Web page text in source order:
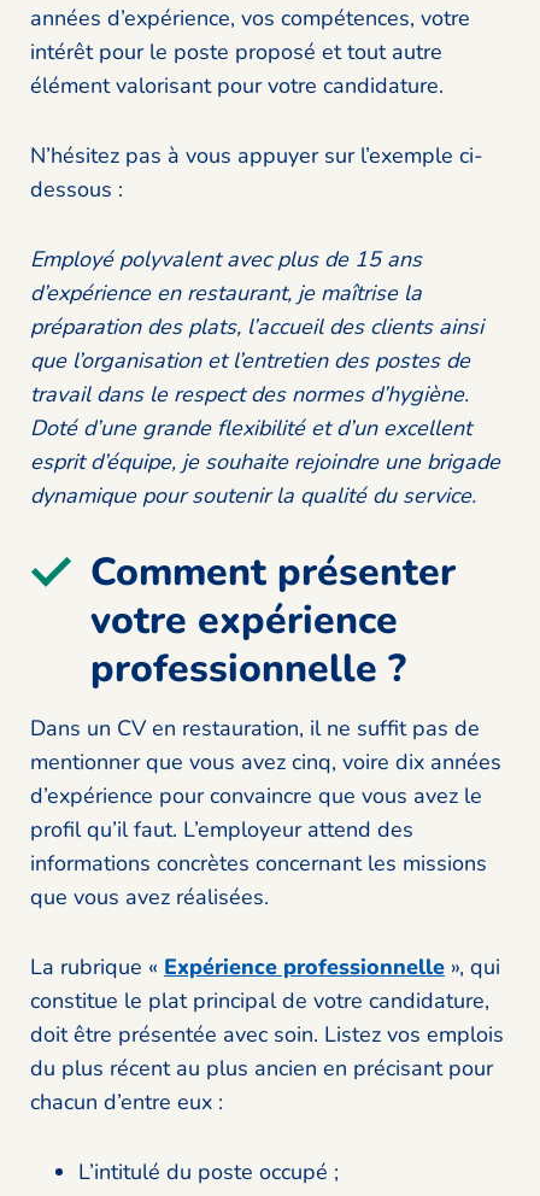
années d’expérience, vos compétences, votre
intérêt pour le poste proposé et tout autre
élément valorisant pour votre candidature.
N’hésitez pas à vous appuyer sur l’exemple ci-
dessous :
Employé polyvalent avec plus de 15 ans
d’expérience en restaurant, je maîtrise la
préparation des plats, l’accueil des clients ainsi
que l’organisation et l’entretien des postes de
travail dans le respect des normes d’hygiène.
Doté d’une grande flexibilité et d’un excellent
esprit d’équipe, je souhaite rejoindre une brigade
dynamique pour soutenir la qualité du service.
Comment présenter
votre expérience
professionnelle ?
Dans un CV en restauration, il ne suffit pas de
mentionner que vous avez cinq, voire dix années
d’expérience pour convaincre que vous avez le
profil qu’il faut. L’employeur attend des
informations concrètes concernant les missions
que vous avez réalisées.
La rubrique « Expérience professionnelle », qui
constitue le plat principal de votre candidature,
doit être présentée avec soin. Listez vos emplois
du plus récent au plus ancien en précisant pour
chacun d’entre eux :
L’intitulé du poste occupé ;